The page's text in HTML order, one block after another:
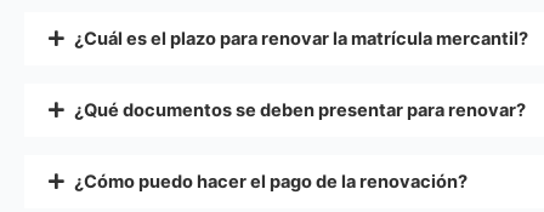
¿Cuál es el plazo para renovar la matrícula mercantil?
¿Qué documentos se deben presentar para renovar?
¿Cómo puedo hacer el pago de la renovación?